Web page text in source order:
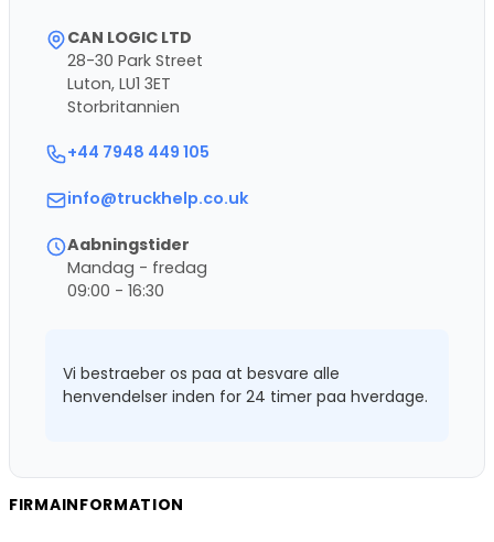
CAN LOGIC LTD
28-30 Park Street
Luton, LU1 3ET
Storbritannien
+44 7948 449 105
info@truckhelp.co.uk
Aabningstider
Mandag - fredag
09:00 - 16:30
Vi bestraeber os paa at besvare alle
henvendelser inden for 24 timer paa hverdage.
FIRMAINFORMATION